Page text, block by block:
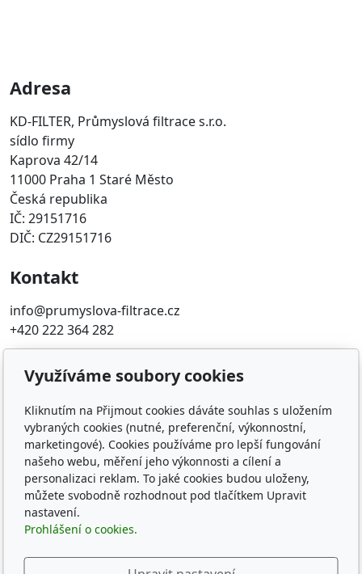
Adresa
KD-FILTER, Průmyslová filtrace s.r.o.
sídlo firmy
Kaprova 42/14
11000 Praha 1 Staré Město
Česká republika
IČ: 29151716
DIČ: CZ29151716
Kontakt
info@prumyslova-filtrace.cz
+420 222 364 282
Oblíbené odkazy
Katalog filtrů MANN
KDFILTER.CZ
FILTR-FILTRY.CZ
FILTER-FILTERS.EU
Vyhledávání filtrů podle rozměru
Sledujte nás
Využíváme soubory cookies
Kliknutím na Přijmout cookies dáváte souhlas s uložením
vybraných cookies (nutné, preferenční, výkonnostní,
marketingové). Cookies používáme pro lepší fungování
našeho webu, měření jeho výkonnosti a cílení a
personalizaci reklam. To jaké cookies budou uloženy,
můžete svobodně rozhodnout pod tlačítkem Upravit
nastavení.
Prohlášení o cookies.